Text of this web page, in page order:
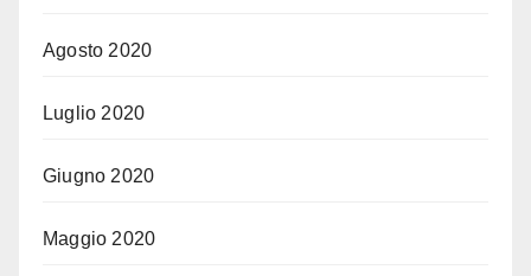
Agosto 2020
Luglio 2020
Giugno 2020
Maggio 2020